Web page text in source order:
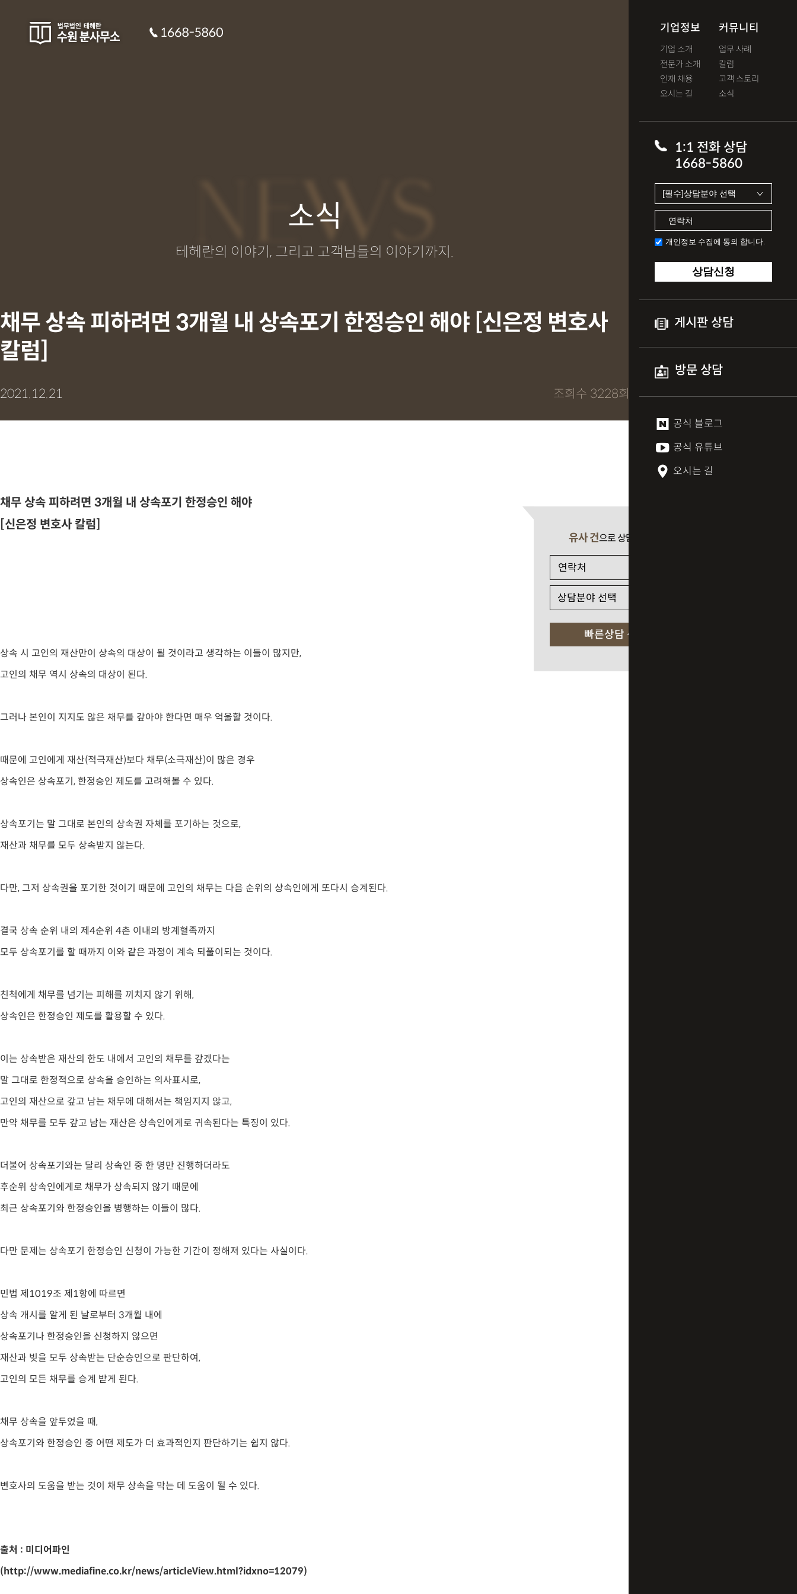
기업정보
기업 소개
전문가 소개
인재 채용
오시는 길
커뮤니티
업무 사례
칼럼
고객 스토리
소식
1:1 전화 상담
1668-5860
개인정보 수집에 동의 합니다.
상담신청
게시판 상담
방문 상담
공식 블로그
공식 유튜브
오시는 길
NEWS
소식
테헤란의 이야기, 그리고 고객님들의 이야기까지.
채무 상속 피하려면 3개월 내 상속포기 한정승인 해야 [신은정 변호사
칼럼]
2021.12.21 조회수 3228회
채무 상속 피하려면 3개월 내 상속포기 한정승인 해야
[신은정 변호사 칼럼]
상속 시 고인의 재산만이 상속의 대상이 될 것이라고 생각하는 이들이 많지만,
고인의 채무 역시 상속의 대상이 된다.
그러나 본인이 지지도 않은 채무를 갚아야 한다면 매우 억울할 것이다.
때문에 고인에게 재산(적극재산)보다 채무(소극재산)이 많은 경우
상속인은 상속포기, 한정승인 제도를 고려해볼 수 있다.
상속포기는 말 그대로 본인의 상속권 자체를 포기하는 것으로,
재산과 채무를 모두 상속받지 않는다.
다만, 그저 상속권을 포기한 것이기 때문에 고인의 채무는 다음 순위의 상속인에게 또다시 승계된다.
결국 상속 순위 내의 제4순위 4촌 이내의 방계혈족까지
모두 상속포기를 할 때까지 이와 같은 과정이 계속 되풀이되는 것이다.
친척에게 채무를 넘기는 피해를 끼치지 않기 위해,
상속인은 한정승인 제도를 활용할 수 있다.
이는 상속받은 재산의 한도 내에서 고인의 채무를 갚겠다는
말 그대로 한정적으로 상속을 승인하는 의사표시로,
고인의 재산으로 갚고 남는 채무에 대해서는 책임지지 않고,
만약 채무를 모두 갚고 남는 재산은 상속인에게로 귀속된다는 특징이 있다.
더불어 상속포기와는 달리 상속인 중 한 명만 진행하더라도
후순위 상속인에게로 채무가 상속되지 않기 때문에
최근 상속포기와 한정승인을 병행하는 이들이 많다.
다만 문제는 상속포기 한정승인 신청이 가능한 기간이 정해져 있다는 사실이다.
민법 제1019조 제1항에 따르면
상속 개시를 알게 된 날로부터 3개월 내에
상속포기나 한정승인을 신청하지 않으면
재산과 빚을 모두 상속받는 단순승인으로 판단하여,
고인의 모든 채무를 승계 받게 된다.
채무 상속을 앞두었을 때,
상속포기와 한정승인 중 어떤 제도가 더 효과적인지 판단하기는 쉽지 않다.
변호사의 도움을 받는 것이 채무 상속을 막는 데 도움이 될 수 있다.
출처 : 미디어파인
(http://www.mediafine.co.kr/news/articleView.html?idxno=12079)
유사 건으로 상담 필요 시